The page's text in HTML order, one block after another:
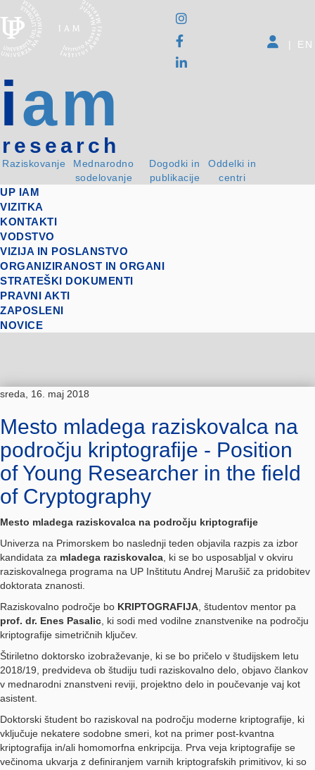
iam
research
Raziskovanje
Mednarodno
sodelovanje
Dogodki in
publikacije
Oddelki in
centri
| EN
UP IAM
VIZITKA
KONTAKTI
VODSTVO
VIZIJA IN POSLANSTVO
ORGANIZIRANOST IN ORGANI
STRATEŠKI DOKUMENTI
PRAVNI AKTI
ZAPOSLENI
NOVICE
sreda, 16. maj 2018
Mesto mladega raziskovalca na
področju kriptografije - Position
of Young Researcher in the field
of Cryptography
Mesto mladega raziskovalca na področju kriptografije
Univerza na Primorskem bo naslednji teden objavila razpis za izbor
kandidata za mladega raziskovalca , ki se bo usposabljal v okviru
raziskovalnega programa na UP Inštitutu Andrej Marušič za pridobitev
doktorata znanosti.
Raziskovalno področje bo KRIPTOGRAFIJA , študentov mentor pa
prof. dr. Enes Pasalic , ki sodi med vodilne znanstvenike na področju
kriptografije simetričnih ključev.
Štiriletno doktorsko izobraževanje, ki se bo pričelo v študijskem letu
2018/19, predvideva ob študiju tudi raziskovalno delo, objavo člankov
v mednarodni znanstveni reviji, projektno delo in poučevanje vaj kot
asistent.
Doktorski študent bo raziskoval na področju moderne kriptografije, ki
vključuje nekatere sodobne smeri, kot na primer post-kvantna
kriptografija in/ali homomorfna enkripcija. Prva veja kriptografije se
večinoma ukvarja z definiranjem varnih kriptografskih primitivov, ki so